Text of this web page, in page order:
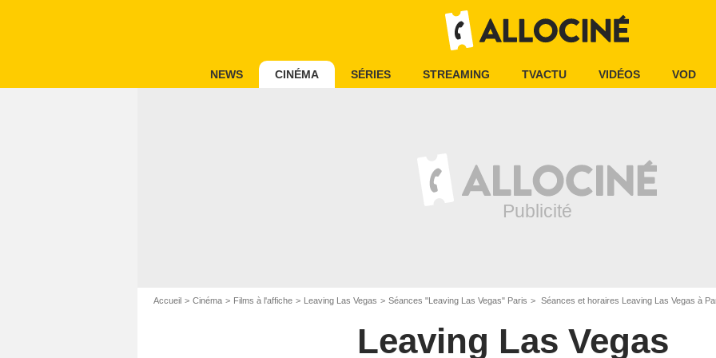
NEWS CINÉMA SÉRIES STREAMING TVACTU VIDÉOS VOD
Accueil Cinéma Films à l'affiche Leaving Las Vegas Séances "Leaving Las Vegas" Paris Séances et horaires Leaving Las Vegas à
Leaving Las Vegas